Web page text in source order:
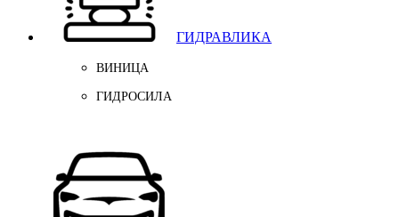
ГИДРАВЛИКА
ВИНИЦА
ГИДРОСИЛА